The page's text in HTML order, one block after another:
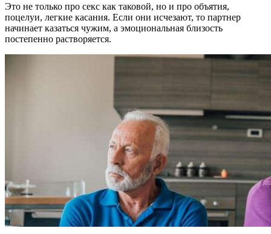
Это не только про секс как таковой, но и про объятия,
поцелуи, легкие касания. Если они исчезают, то партнер
начинает казаться чужим, а эмоциональная близость
постепенно растворяется.